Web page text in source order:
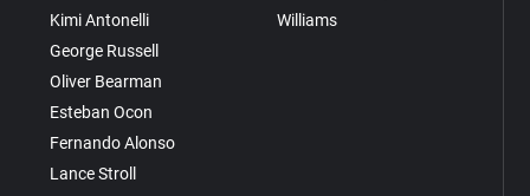
Kimi Antonelli
George Russell
Oliver Bearman
Esteban Ocon
Fernando Alonso
Lance Stroll
Williams